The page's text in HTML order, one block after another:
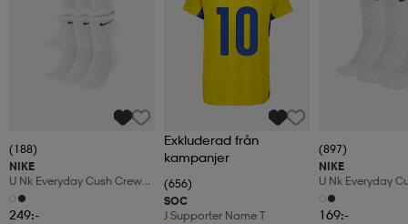
(188)
NIKE
U Nk Everyday Cush Crew
6pr-Bd
249:-
Exkluderad från
kampanjer
(656)
SOC
J Supporter Name T
(897)
NIKE
U Nk Everyday
3pr
169:-